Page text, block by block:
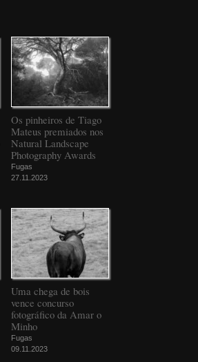
Os pinheiros de Tiago
Mateus premiados nos
Natural Landscape
Photography Awards
Fugas
27.11.2023
Uma chega de bois
vence concurso
fotográfico da Amar o
Minho
Fugas
09.11.2023